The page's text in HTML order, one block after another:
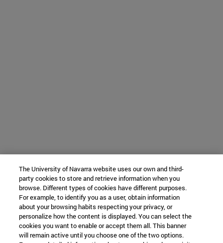
The University of Navarra website uses our own and third-
party cookies to store and retrieve information when you
browse. Different types of cookies have different purposes.
For example, to identify you as a user, obtain information
about your browsing habits respecting your privacy, or
personalize how the content is displayed. You can select the
cookies you want to enable or accept them all. This banner
will remain active until you choose one of the two options.